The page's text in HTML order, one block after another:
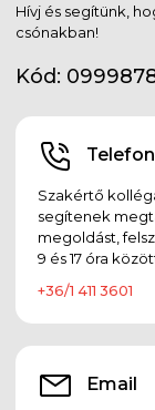
Hívj és segítünk,
csónakban!
Kód:
Telefon
Szakértő
segítenek
megoldást,
9 és 17 óra
+36/1 411 3601
Email